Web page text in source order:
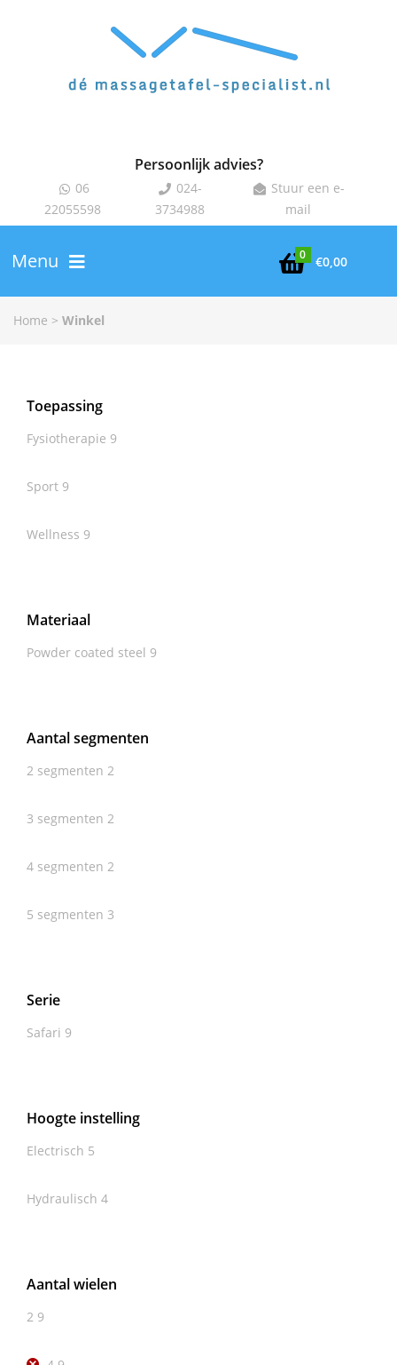
Persoonlijk advies?
 06
22055598
 024-
3734988
 Stuur een e-
mail

0 €0,00
Menu
Home > Winkel
Toepassing
Fysiotherapie 9
Sport 9
Wellness 9
Materiaal
Powder coated steel 9
Aantal segmenten
2 segmenten 2
3 segmenten 2
4 segmenten 2
5 segmenten 3
Serie
Safari 9
Hoogte instelling
Electrisch 5
Hydraulisch 4
Aantal wielen
2 9